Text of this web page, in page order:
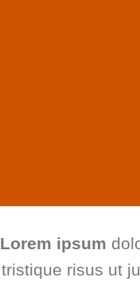
Lorem ipsum
tristique risus ut